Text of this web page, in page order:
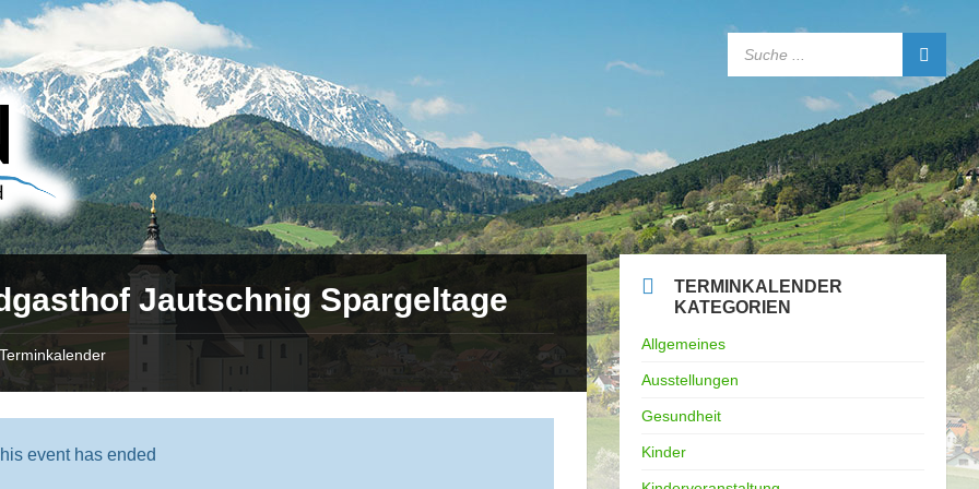
Jautschnig Spargeltage
Terminkalender
event has ended
TERMINKALENDER
KATEGORIEN
Allgemeines
Ausstellungen
Gesundheit
Kinder